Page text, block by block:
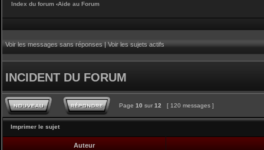
Index du forum ‹Aide au Forum
Voir les messages sans réponses|Voir les sujets actifs
INCIDENT DU FORUM
Page 10 sur 12 [ 120 messages ]
Imprimer le sujet
Auteur